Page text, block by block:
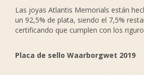
Las joyas Atlantis Memorials están
un 92,5% de plata, siendo el 7,5%
certificando que cumplen con los
Placa de sello Waarborgwet 2019